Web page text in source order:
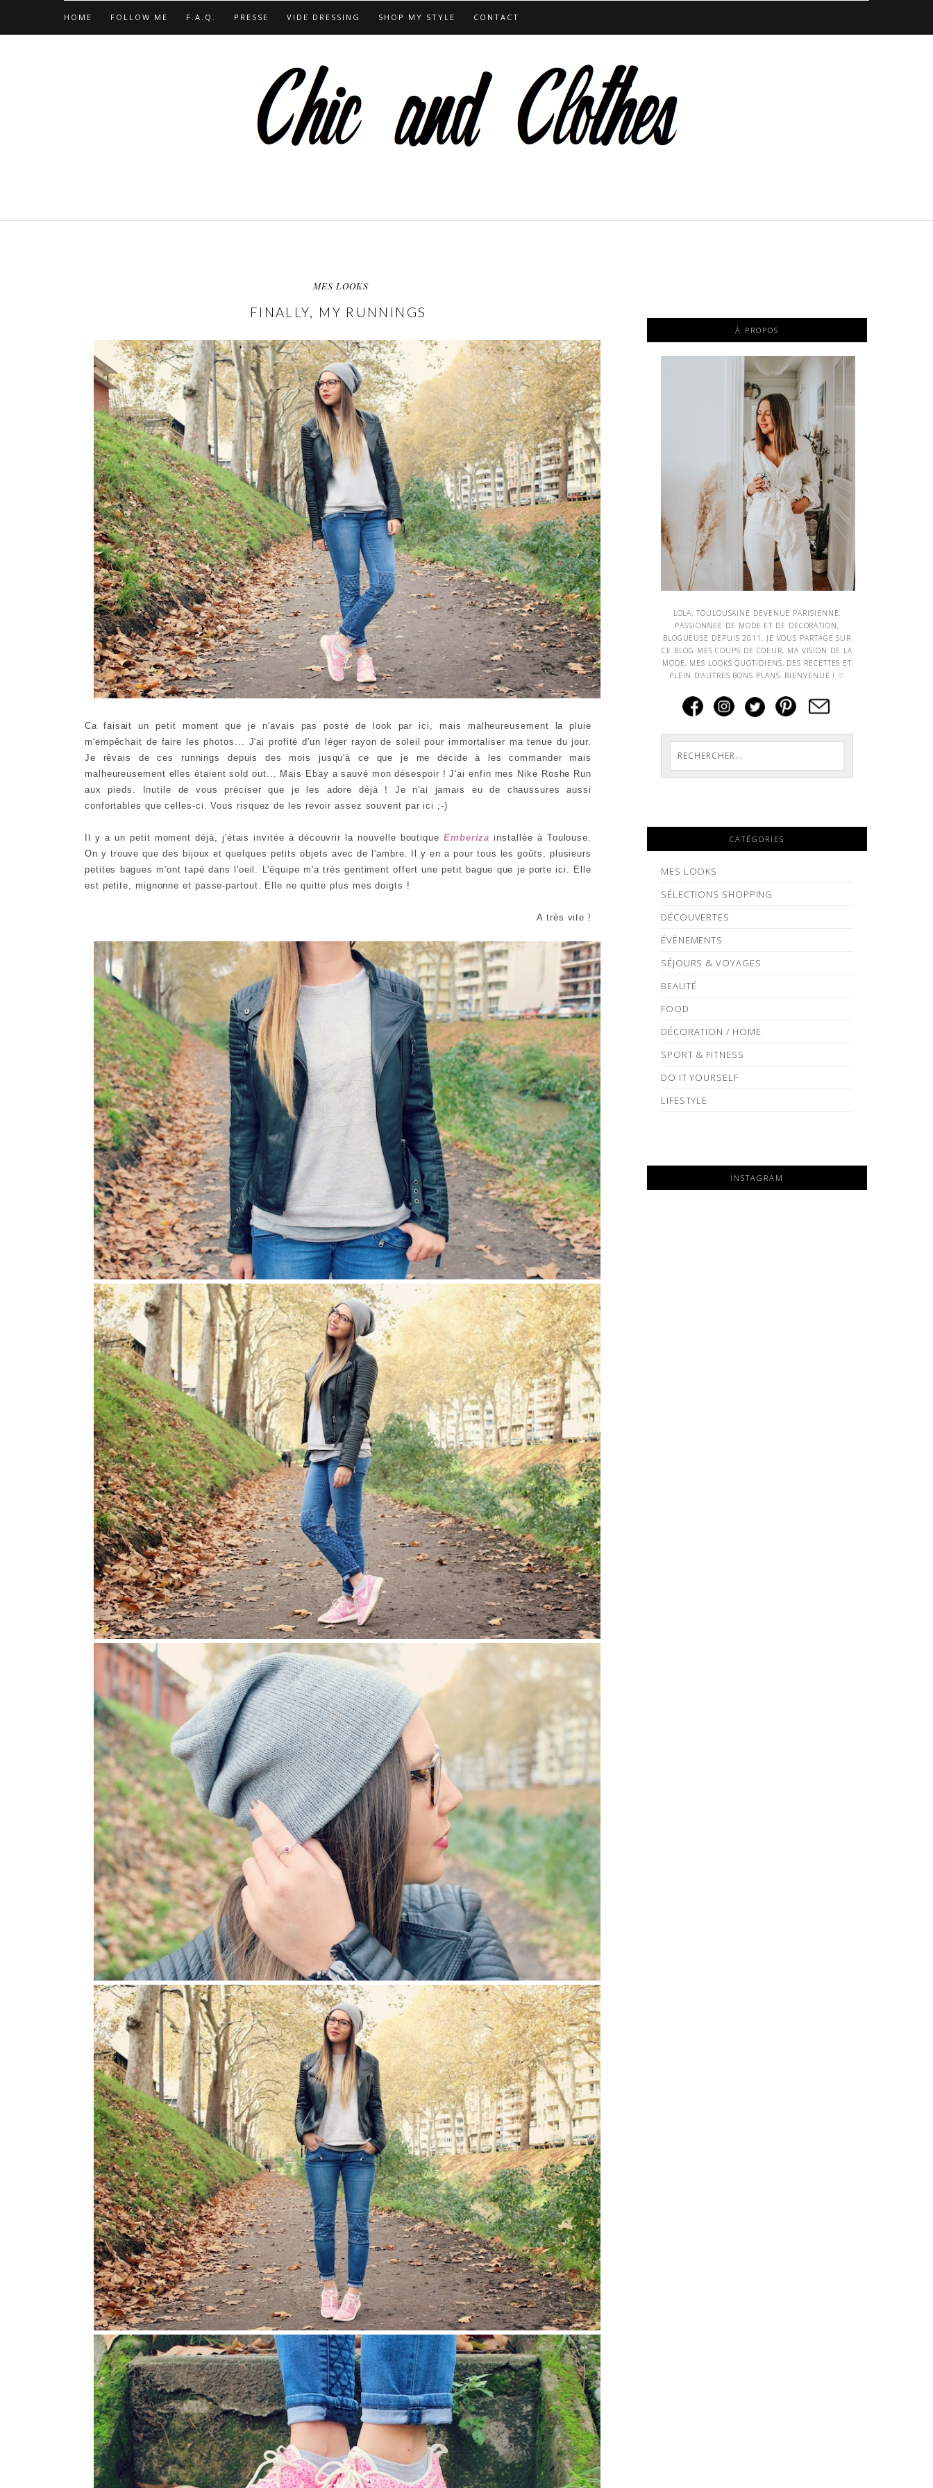
HOME FOLLOW ME F.A.Q. PRESSE VIDE DRESSING SHOP MY STYLE CONTACT
MES LOOKS
FINALLY, MY RUNNINGS
Ca faisait un petit moment que je n'avais pas posté de look par ici, mais malheureusement la pluie
m'empêchait de faire les photos... J'ai profité d'un léger rayon de soleil pour immortaliser ma tenue du jour.
Je rêvais de ces runnings depuis des mois jusqu'à ce que je me décide à les commander mais
malheureusement elles étaient sold out... Mais Ebay a sauvé mon désespoir ! J'ai enfin mes Nike Roshe Run
aux pieds. Inutile de vous préciser que je les adore déjà ! Je n'ai jamais eu de chaussures aussi
confortables que celles-ci. Vous risquez de les revoir assez souvent par ici ;-)
Il y a un petit moment déjà, j'étais invitée à découvrir la nouvelle boutiqueEmberiza installée à Toulouse.
On y trouve que des bijoux et quelques petits objets avec de l'ambre. Il y en a pour tous les goûts, plusieurs
petites bagues m'ont tapé dans l'oeil. L'équipe m'a très gentiment offert une petit bague que je porte ici. Elle
est petite, mignonne et passe-partout. Elle ne quitte plus mes doigts !
A très vite !
À PROPOS
LOLA, TOULOUSAINE DEVENUE PARISIENNE.
PASSIONNEE DE MODE ET DE DECORATION,
BLOGUEUSE DEPUIS 2011. JE VOUS PARTAGE SUR
CE BLOG MES COUPS DE COEUR, MA VISION DE LA
MODE, MES LOOKS QUOTIDIENS, DES RECETTES ET
PLEIN D'AUTRES BONS PLANS. BIENVENUE ! ♡
CATÉGORIES
MES LOOKS
SÉLECTIONS SHOPPING
DÉCOUVERTES
ÉVÈNEMENTS
SÉJOURS & VOYAGES
BEAUTÉ
FOOD
DÉCORATION / HOME
SPORT & FITNESS
DO IT YOURSELF
LIFESTYLE
INSTAGRAM